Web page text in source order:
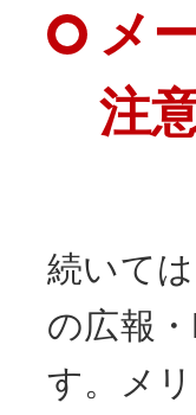
メ
注
続いて
の広報
す。メ